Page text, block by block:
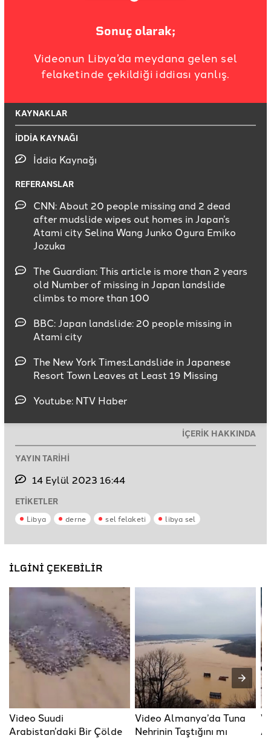
Sonuç olarak;
Videonun Libya’da meydana gelen sel
felaketinde çekildiği iddiası yanlış.
KAYNAKLAR
İDDİA KAYNAĞI
İddia Kaynağı
REFERANSLAR
CNN: About 20 people missing and 2 dead
after mudslide wipes out homes in Japan’s
Atami city Selina Wang Junko Ogura Emiko
Jozuka
The Guardian: This article is more than 2 years
old Number of missing in Japan landslide
climbs to more than 100
BBC: Japan landslide: 20 people missing in
Atami city
The New York Times:Landslide in Japanese
Resort Town Leaves at Least 19 Missing
Youtube: NTV Haber
İÇERİK HAKKINDA
YAYIN TARİHİ
14 Eylül 2023 16:44
ETİKETLER
Libya derne sel felaketi libya sel
İLGİNİ ÇEKEBİLİR
Video Suudi
Arabistan’daki Bir Çölde
Video Almanya’da Tuna
Nehrinin Taştığını mı